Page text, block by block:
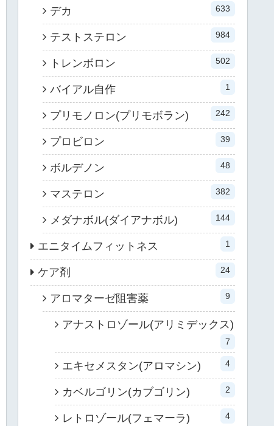
デカ 633
テストステロン 984
トレンボロン 502
バイアル自作 1
プリモノロン(プリモボラン) 242
プロビロン 39
ボルデノン 48
マステロン 382
メダナボル(ダイアナボル) 144
エニタイムフィットネス 1
ケア剤 24
アロマターゼ阻害薬 9
アナストロゾール(アリミデックス)
7
エキセメスタン(アロマシン) 4
カベルゴリン(カブゴリン) 2
レトロゾール(フェマーラ) 4